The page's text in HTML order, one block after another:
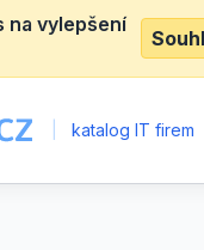
na vylepšení
katalog IT firem